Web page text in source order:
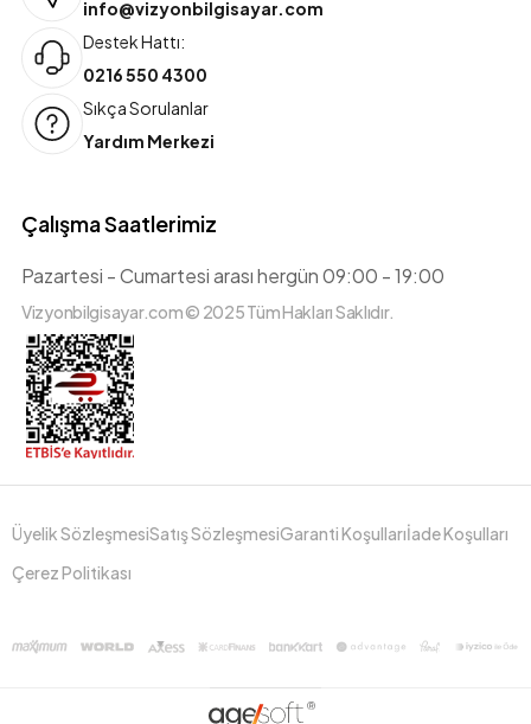
info@vizyonbilgisayar.com
Destek Hattı:
0216 550 4300
Sıkça Sorulanlar
Yardım Merkezi
Çalışma Saatlerimiz
Pazartesi - Cumartesi arası hergün 09:00 - 19:00
Vizyonbilgisayar.com © 2025 Tüm Hakları Saklıdır.
Üyelik SözleşmesiSatış SözleşmesiGaranti Koşullarıİade Koşulları
Çerez Politikası